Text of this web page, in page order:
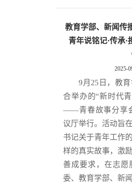
教育学部、新闻传
青年说铭记·传承
2025-
9月25日，教
合举办的“新时代
——青春故事分享
议厅举行。活动旨
书记关于青年工作
样的真实故事，激
善成要求，在志愿
委、教育学部、新